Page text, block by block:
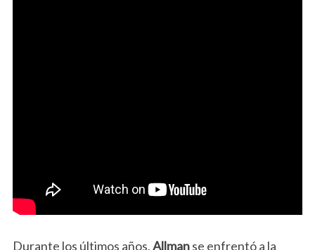
Durante los últimos años,Allmanse enfrentó a la